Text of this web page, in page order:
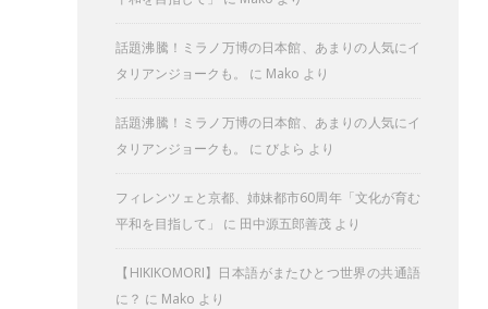
話題沸騰！ミラノ万博の日本館、あまりの人気にイ
タリアンジョークも。
に Mako より
話題沸騰！ミラノ万博の日本館、あまりの人気にイ
タリアンジョークも。
にびよら より
フィレンツェと京都、姉妹都市60周年「文化が育む
平和を目指して」
に 田中源五郎善茂 より
【HIKIKOMORI】日本語がまたひとつ世界の共通語
に？ に Mako より